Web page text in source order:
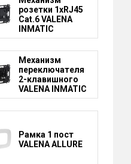
розетки 1xRJ45
Cat.6 VALENA
INMATIC
Механизм
переключателя
2-клавишного
VALENA INMATIC
Рамка 1 пост
VALENA ALLURE